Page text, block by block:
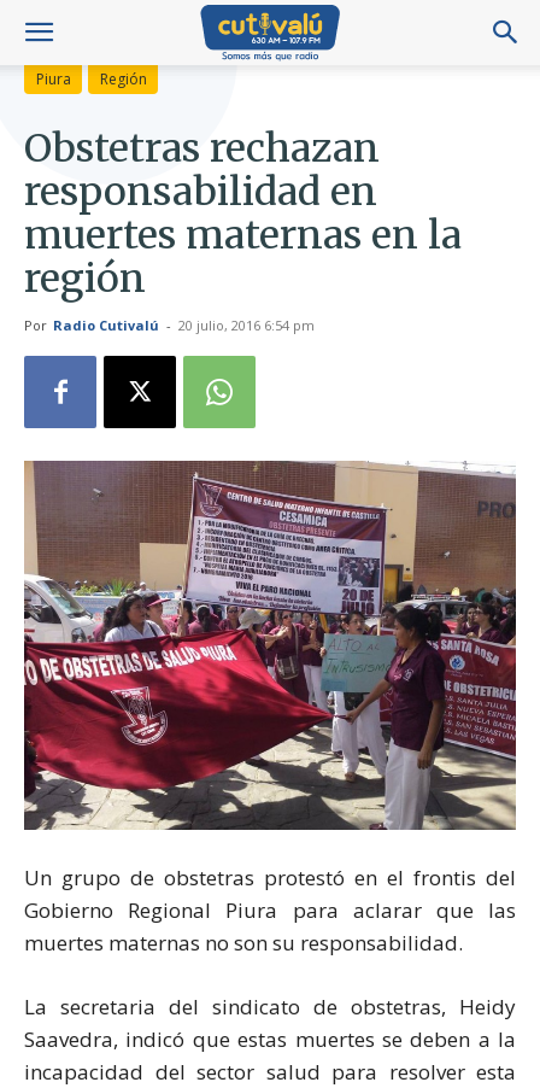
Piura Región
Obstetras rechazan
responsabilidad en
muertes maternas en la
región
Por Radio Cutivalú - 20 julio, 2016 6:54 pm
Un grupo de obstetras protestó en el frontis del
Gobierno Regional Piura para aclarar que las
muertes maternas no son su responsabilidad.
La secretaria del sindicato de obstetras, Heidy
Saavedra, indicó que estas muertes se deben a la
incapacidad del sector salud para resolver esta